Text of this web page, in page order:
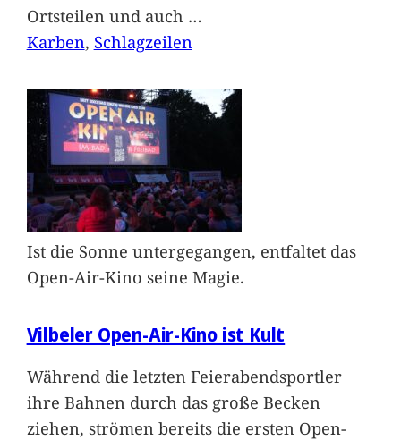
Ortsteilen und auch …
Karben, Schlagzeilen
Ist die Sonne untergegangen, entfaltet das
Open-Air-Kino seine Magie.
Vilbeler Open-Air-Kino ist Kult
Während die letzten Feierabendsportler
ihre Bahnen durch das große Becken
ziehen, strömen bereits die ersten Open-